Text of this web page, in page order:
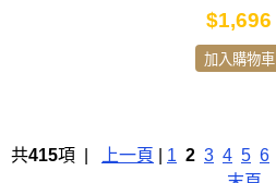
$1,696
加入購物車
共415項 | 上一頁 1 2 3 4 5 6